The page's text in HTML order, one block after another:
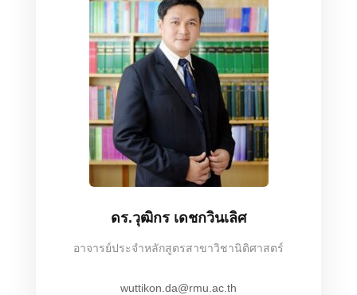
ดร.วุฒิกร เดชกวินเลิศ
อาจารย์ประจำหลักสูตรสาขาวิชานิติศาสตร์
wuttikon.da@rmu.ac.th